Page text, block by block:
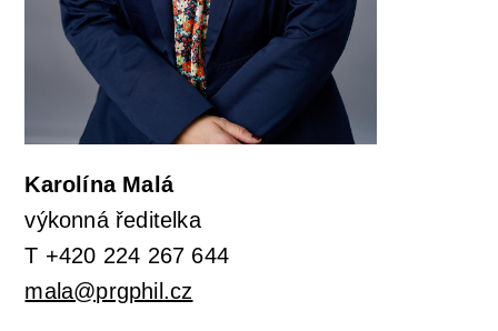
Karolína Malá
výkonná ředitelka
T +420 224 267 644
mala@prgphil.cz